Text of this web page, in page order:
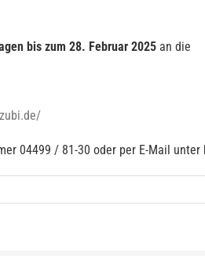
bis zum 28. Februar 2025 an die
04499 / 81-30 oder per E-Mail